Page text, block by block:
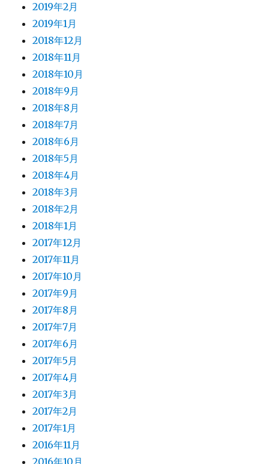
2019年2月
2019年1月
2018年12月
2018年11月
2018年10月
2018年9月
2018年8月
2018年7月
2018年6月
2018年5月
2018年4月
2018年3月
2018年2月
2018年1月
2017年12月
2017年11月
2017年10月
2017年9月
2017年8月
2017年7月
2017年6月
2017年5月
2017年4月
2017年3月
2017年2月
2017年1月
2016年11月